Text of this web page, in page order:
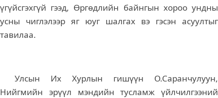
үгүйсгэхгүй гээд, Өргөдлийн байнгын хороо ундны
усны чиглэлээр яг юуг шалгах вэ гэсэн асуултыг
тавилаа.
Улсын Их Хурлын гишүүн О.Саранчулуун,
Нийгмийн эрүүл мэндийн тусламж үйлчилгээний